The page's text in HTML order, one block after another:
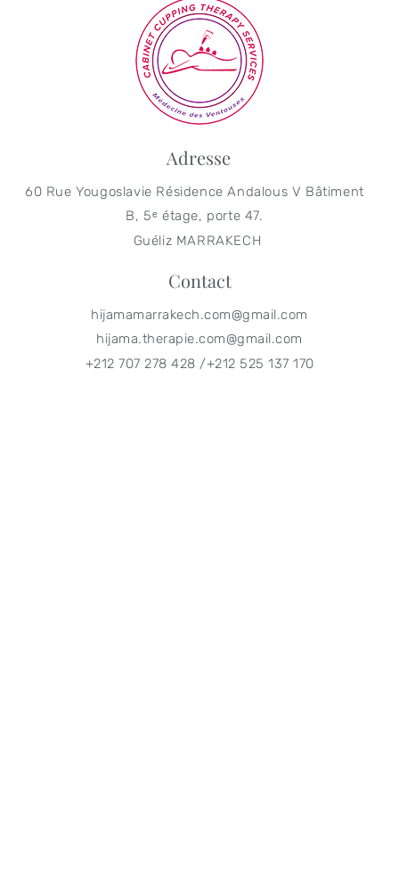
Adresse
60 Rue Yougoslavie Résidence Andalous V Bâtiment
B, 5ᵉ étage, porte 47.
Guéliz MARRAKECH
Contact
hijamamarrakech.com@gmail.com
hijama.therapie.com@gmail.com
+212 707 278 428 /+212 525 137 170